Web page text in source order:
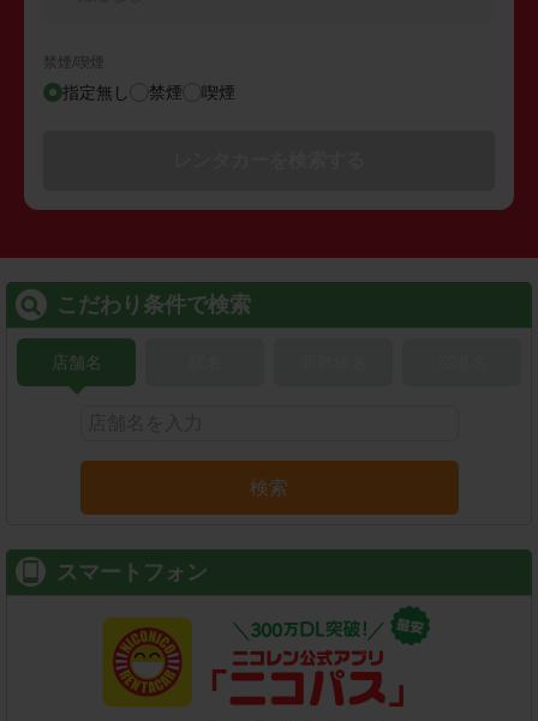
禁煙/喫煙
指定無し 禁煙 喫煙
こだわり条件で検索
店舗名
検索
スマートフォン